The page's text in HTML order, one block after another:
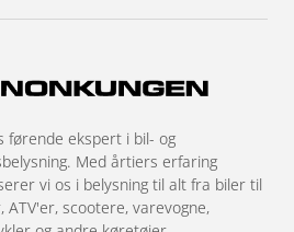
førende ekspert i bil- og
Med årtiers erfaring
vi os i belysning til alt fra biler til
ATV'er, scootere, varevogne,